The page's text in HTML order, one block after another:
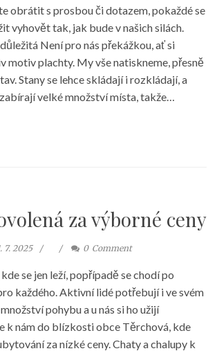
obrátit s prosbou či dotazem, pokaždé se
vyhovět tak, jak bude v našich silách.
Není pro nás překážkou, ať si
motiv plachty. My vše natiskneme, přesně
Stany se lehce skládají i rozkládají, a
velké množství místa, takže…
za výborné ceny
7. 2025 0 Comment
se jen leží, popřípadě se chodí po
každého. Aktivní lidé potřebují i ve svém
pohybu a u nás si ho užijí
k nám do blízkosti obce Těrchová, kde
za nízké ceny. Chaty a chalupy k